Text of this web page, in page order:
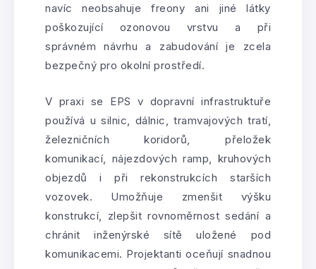
navíc neobsahuje freony ani jiné látky
poškozující ozonovou vrstvu a při
správném návrhu a zabudování je zcela
bezpečný pro okolní prostředí.
V praxi se EPS v dopravní infrastruktuře
používá u silnic, dálnic, tramvajových tratí,
železničních koridorů, přeložek
komunikací, nájezdových ramp, kruhových
objezdů i při rekonstrukcích starších
vozovek. Umožňuje zmenšit výšku
konstrukcí, zlepšit rovnoměrnost sedání a
chránit inženýrské sítě uložené pod
komunikacemi. Projektanti oceňují snadnou